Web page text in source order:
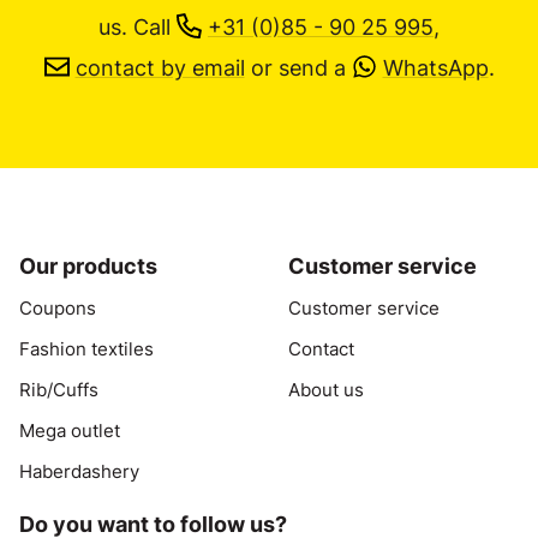
us. Call +31 (0)85 - 90 25 995,
contact by email or send a WhatsApp.
Our products
Coupons
Fashion textiles
Rib/Cuffs
Mega outlet
Haberdashery
Customer service
Customer service
Contact
About us
Do you want to follow us?